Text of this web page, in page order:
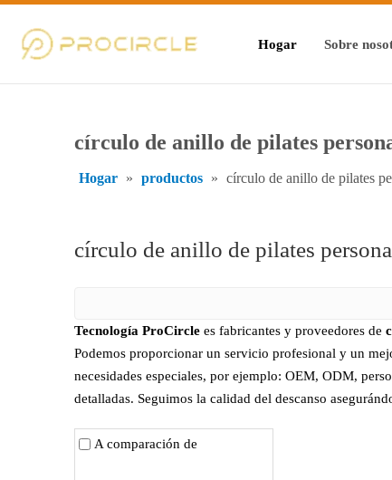
Hogar Sobre
círculo de anillo de pilates
Hogar » productos » círculo de anillo de pilates
círculo de anillo de pilates
Tecnología ProCircle es fabricantes y proveedores de
Podemos proporcionar un servicio profesional y un
necesidades especiales, por ejemplo: OEM, ODM,
detalladas. Seguimos la calidad del descanso
A comparación de